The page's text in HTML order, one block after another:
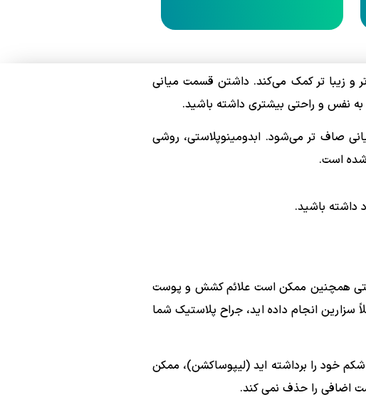
و زیبا تر کمک می‌کند. داشتن قسمت میانی
نفس و راحتی بیشتری داشته باشید.
صاف‌ تر می‌شود. ابدومینوپلاستی، روشی
شده است.
باشید.
همچنین ممکن است علائم کشش و پوست
انجام داده اید، جراح پلاستیک شما
شکم خود را برداشته اید (لیپوساکشن)، ممکن
اضافی را حذف نمی کند.